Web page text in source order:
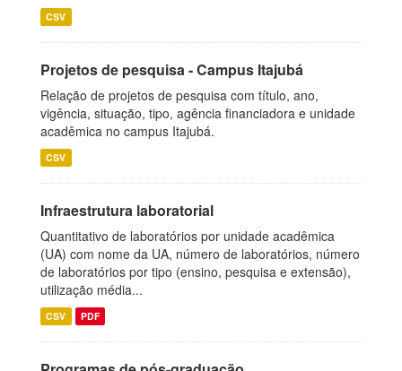
CSV
Projetos de pesquisa - Campus Itajubá
Relação de projetos de pesquisa com título, ano,
vigência, situação, tipo, agência financiadora e unidade
acadêmica no campus Itajubá.
CSV
Infraestrutura laboratorial
Quantitativo de laboratórios por unidade acadêmica
(UA) com nome da UA, número de laboratórios, número
de laboratórios por tipo (ensino, pesquisa e extensão),
utilização média...
CSV PDF